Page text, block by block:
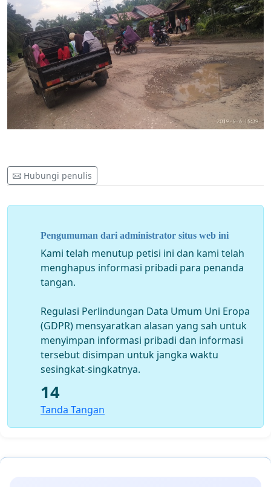
Hubungi penulis
Pengumuman dari administrator situs web ini
Kami telah menutup petisi ini dan kami telah
menghapus informasi pribadi para penanda
tangan.
Regulasi Perlindungan Data Umum Uni Eropa
(GDPR) mensyaratkan alasan yang sah untuk
menyimpan informasi pribadi dan informasi
tersebut disimpan untuk jangka waktu
sesingkat-singkatnya.
14
Tanda Tangan